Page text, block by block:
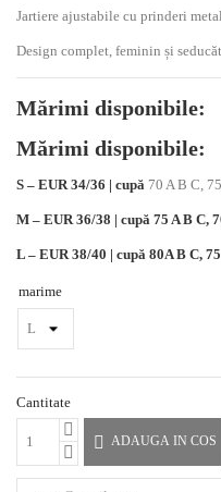
Jartiere ajustabile cu prinderi
Design complet, feminin și
Mărimi disponibile:
Mărimi disponibile:
S – EUR 34/36 | cupă 70 A B C,
M – EUR 36/38 | cupă 75 A B C,
L – EUR 38/40 | cupă 80A B C,
marime
Cantitate
 ADAUGA IN COS